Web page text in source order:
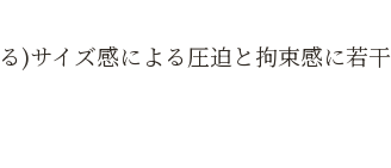
)サイズ感による圧迫と拘束感に若干